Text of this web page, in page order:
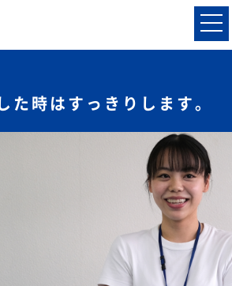
た時はすっきりします。